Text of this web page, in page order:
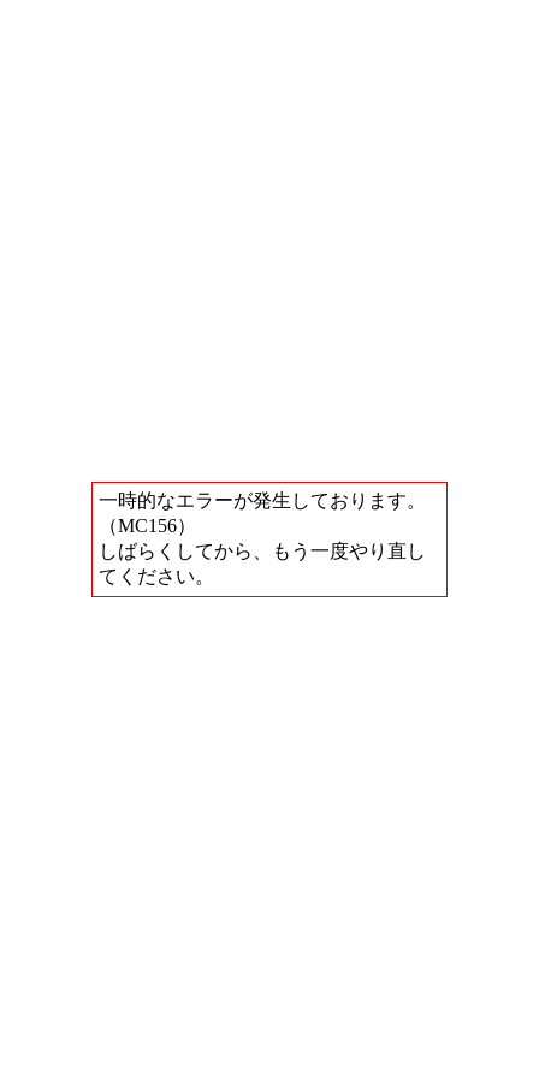
一時的なエラーが発生しております。
（MC156）
しばらくしてから、もう一度やり直し
てください。